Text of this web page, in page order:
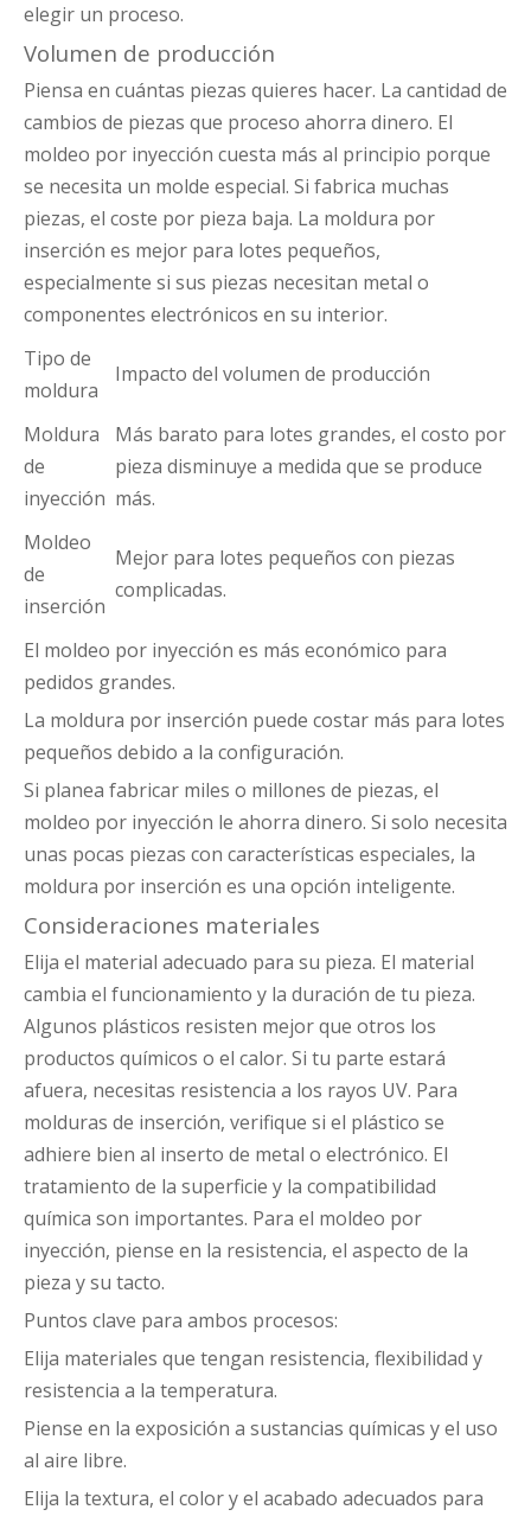
elegir un proceso.
Volumen de producción
Piensa en cuántas piezas quieres hacer. La cantidad de
cambios de piezas que proceso ahorra dinero. El
moldeo por inyección cuesta más al principio porque
se necesita un molde especial. Si fabrica muchas
piezas, el coste por pieza baja. La moldura por
inserción es mejor para lotes pequeños,
especialmente si sus piezas necesitan metal o
componentes electrónicos en su interior.
Tipo de
moldura
Impacto del volumen de producción
Moldura
de
inyección
Más barato para lotes grandes, el costo por
pieza disminuye a medida que se produce
más.
Moldeo
de
inserción
Mejor para lotes pequeños con piezas
complicadas.
El moldeo por inyección es más económico para
pedidos grandes.
La moldura por inserción puede costar más para lotes
pequeños debido a la configuración.
Si planea fabricar miles o millones de piezas, el
moldeo por inyección le ahorra dinero. Si solo necesita
unas pocas piezas con características especiales, la
moldura por inserción es una opción inteligente.
Consideraciones materiales
Elija el material adecuado para su pieza. El material
cambia el funcionamiento y la duración de tu pieza.
Algunos plásticos resisten mejor que otros los
productos químicos o el calor. Si tu parte estará
afuera, necesitas resistencia a los rayos UV. Para
molduras de inserción, verifique si el plástico se
adhiere bien al inserto de metal o electrónico. El
tratamiento de la superficie y la compatibilidad
química son importantes. Para el moldeo por
inyección, piense en la resistencia, el aspecto de la
pieza y su tacto.
Puntos clave para ambos procesos:
Elija materiales que tengan resistencia, flexibilidad y
resistencia a la temperatura.
Piense en la exposición a sustancias químicas y el uso
al aire libre.
Elija la textura, el color y el acabado adecuados para